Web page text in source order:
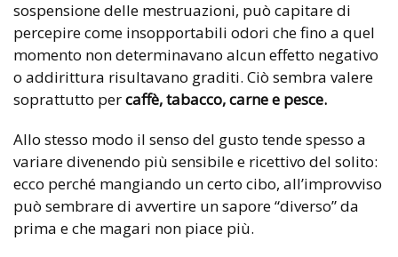
sospensione delle mestruazioni, può capitare di
percepire come insopportabili odori che fino a quel
momento non determinavano alcun effetto negativo
o addirittura risultavano graditi. Ciò sembra valere
soprattutto percaffè, tabacco, carne e pesce.
Allo stesso modo il senso del gusto tende spesso a
variare divenendo più sensibile e ricettivo del solito:
ecco perché mangiando un certo cibo, all’improvviso
può sembrare di avvertire un sapore “diverso” da
prima e che magari non piace più.